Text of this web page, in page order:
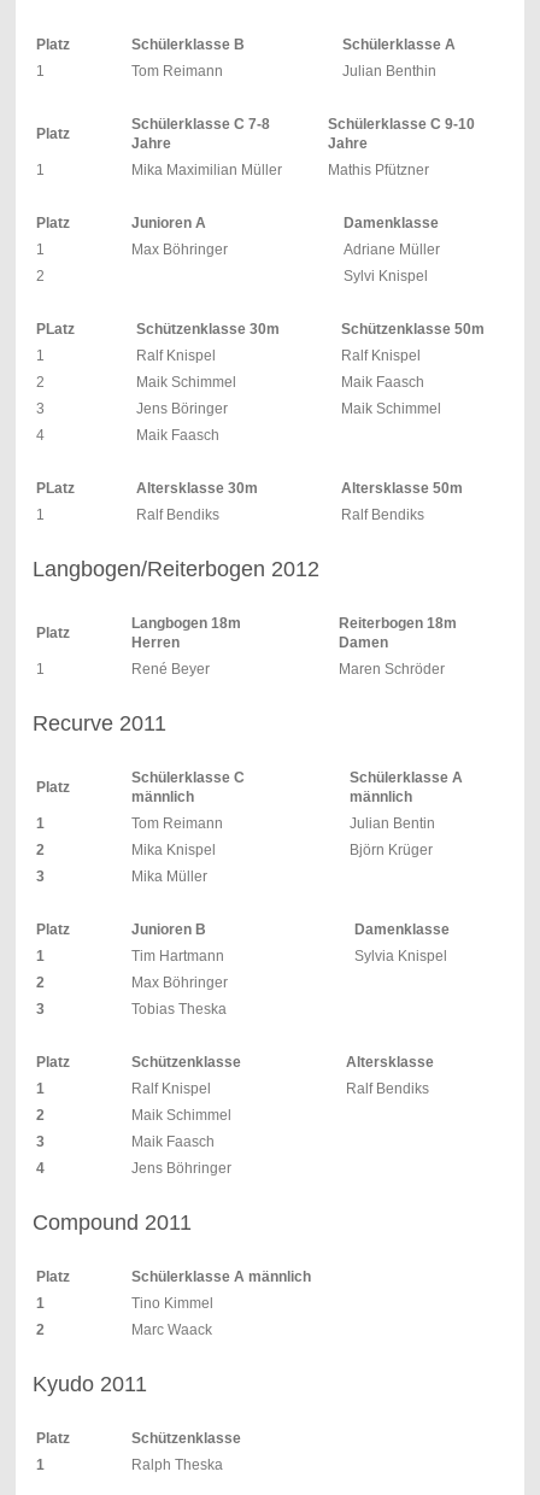
Platz Schülerklasse B
Schülerklasse A
1
Tom Reimann Julian Benthin
Platz
Schülerklasse C 7-8
Jahre
Schülerklasse C 9-10
Jahre
1
Mika Maximilian Müller Mathis Pfützner
Platz Junioren A
Damenklasse
1
Max Böhringer
Adriane Müller
2
Sylvi Knispel
PLatz Schützenklasse 30m
Schützenklasse 50m
1
Ralf Knispel
Ralf Knispel
2
Maik Schimmel
Maik Faasch
3
Jens Böringer
Maik Schimmel
4
Maik Faasch
PLatz Altersklasse 30m
Altersklasse 50m
1
Ralf Bendiks Ralf Bendiks
Langbogen/Reiterbogen 2012
Platz
Langbogen 18m
Herren
Reiterbogen 18m
Damen
1
René Beyer Maren Schröder
Recurve 2011
Platz
Schülerklasse C
männlich
Schülerklasse A
männlich
1
Tom Reimann
Julian Bentin
2
Mika Knispel
Björn Krüger
3
Mika Müller
Platz Junioren B
Damenklasse
1
Tim Hartmann
Sylvia Knispel
2
Max Böhringer
3
Tobias Theska
Platz Schützenklasse
Altersklasse
1
Ralf Knispel
Ralf Bendiks
2
Maik Schimmel
3
Maik Faasch
4
Jens Böhringer
Compound 2011
Platz
Schülerklasse A männlich
1
Tino Kimmel
2
Marc Waack
Kyudo 2011
Platz
Schützenklasse
1
Ralph Theska